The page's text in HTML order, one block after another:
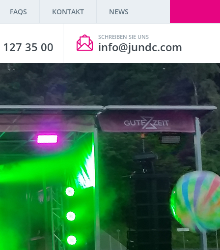
FAQS KONTAKT NEWS
SCHREIBEN SIE UNS
info@jundc.com
35 00